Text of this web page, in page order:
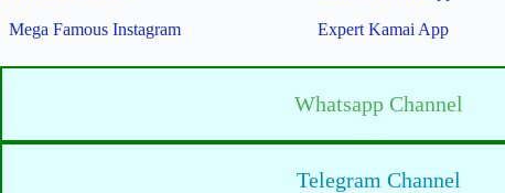
Mega Famous Instagram
Expert Kamai App
Whatsapp Channel
Telegram Channel